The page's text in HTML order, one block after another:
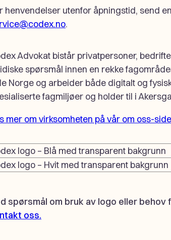
henvendelser utenfor åpningstid, send
.
Advokat bistår privatpersoner,
spørsmål innen en rekke
Norge og arbeider både digitalt og
fagmiljøer og holder til i
mer om virksomheten på vår om oss-
logo – Blå med transparent bakgrunn
logo – Hvit med transparent bakgrunn
spørsmål om bruk av logo eller behov
oss.